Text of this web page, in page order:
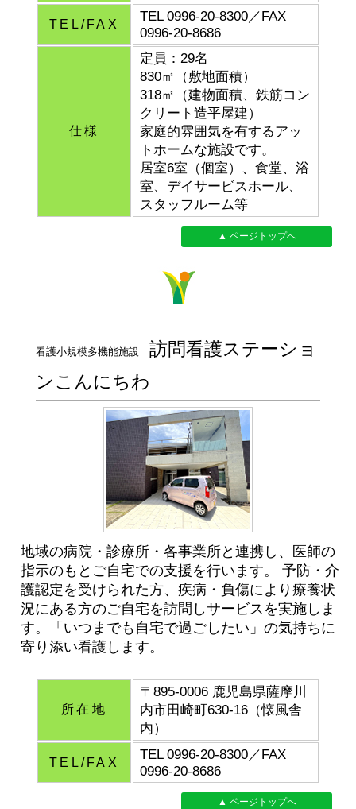
TEL/FAX
TEL 0996-20-8300／FAX
0996-20-8686
仕様
定員：29名
830㎡（敷地面積）
318㎡（建物面積、鉄筋コン
クリート造平屋建）
家庭的雰囲気を有するアッ
トホームな施設です。
居室6室（個室）、食堂、浴
室、デイサービスホール、
スタッフルーム等
▲ ページトップへ
看護小規模多機能施設 訪問看護ステーショ
ンこんにちわ
地域の病院・診療所・各事業所と連携し、医師の
指示のもとご自宅での支援を行います。 予防・介
護認定を受けられた方、疾病・負傷により療養状
況にある方のご自宅を訪問しサービスを実施しま
す。「いつまでも自宅で過ごしたい」の気持ちに
寄り添い看護します。
所在地
〒895-0006 鹿児島県薩摩川
内市田崎町630-16（懐風舎
内）
TEL/FAX
TEL 0996-20-8300／FAX
0996-20-8686
▲ ページトップへ